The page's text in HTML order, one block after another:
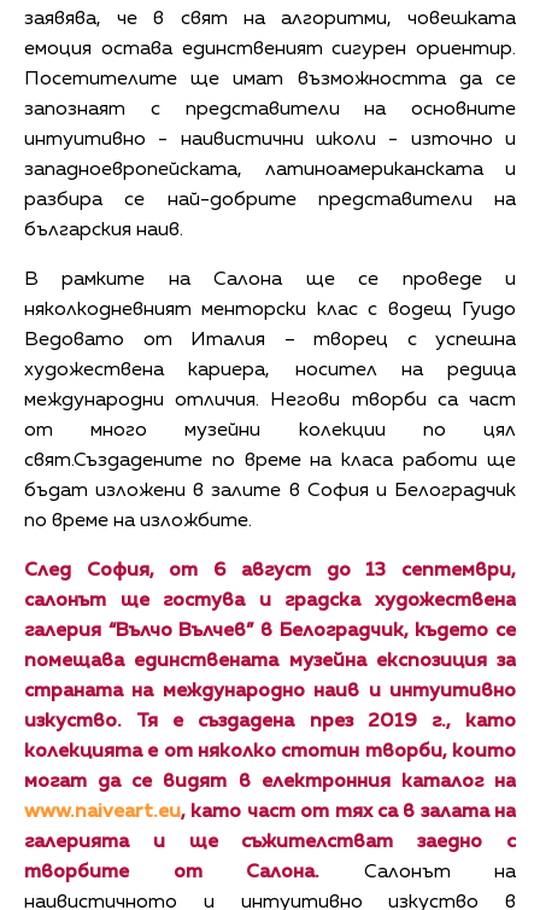
заявява, че в свят на алгоритми, човешката
емоция остава единственият сигурен ориентир.
Посетителите ще имат възможността да се
запознаят с представители на основните
интуитивно - наивистични школи - източно и
западноевропейската, латиноамериканската и
разбира се най-добрите представители на
българския наив.
В рамките на Салона ще се проведе и
няколкодневният менторски клас с водещ Гуидо
Ведовато от Италия – творец с успешна
художествена кариера, носител на редица
международни отличия. Негови творби са част
от много музейни колекции по цял
свят.Създадените по време на класа работи ще
бъдат изложени в залите в София и Белоградчик
по време на изложбите.
След София, от 6 август до 13 септември,
салонът ще гостува и градска художествена
галерия “Вълчо Вълчев” в Белоградчик, където се
помещава единствената музейна експозиция за
страната на международно наив и интуитивно
изкуство. Тя е създадена през 2019 г., като
колекцията е от няколко стотин творби, които
могат да се видят в електронния каталог на
www.naiveart.eu, като част от тях са в залата на
галерията и ще съжителстват заедно с
творбите от Салона. Салонът на
наивистичното и интуитивно изкуство в